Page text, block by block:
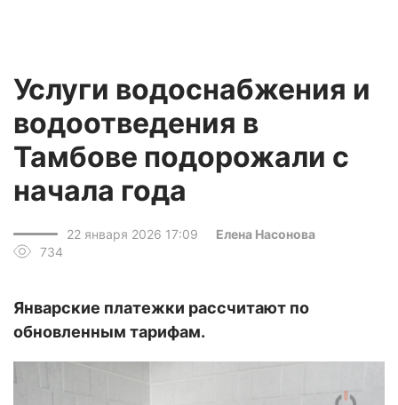
Услуги водоснабжения и
водоотведения в
Тамбове подорожали с
начала года
22 января 2026 17:09
Елена Насонова
734
Январские платежки рассчитают по
обновленным тарифам.